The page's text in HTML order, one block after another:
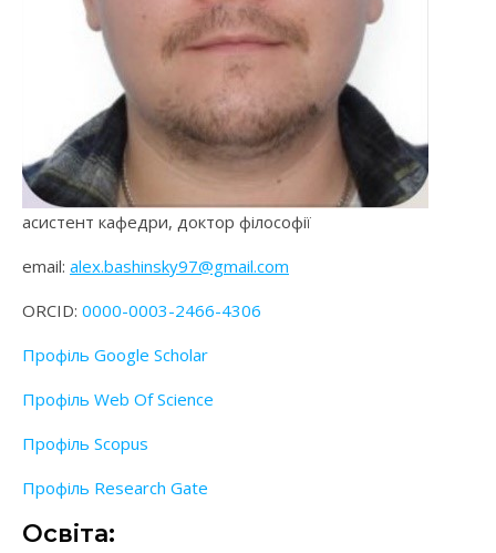
асистент кафедри, доктор філософії
email: alex.bashinsky97@gmail.com
ORCID: 0000-0003-2466-4306
Профіль Google Scholar
Профіль Web Of Science
Профіль Scopus
Профіль Research Gate
Освіта: